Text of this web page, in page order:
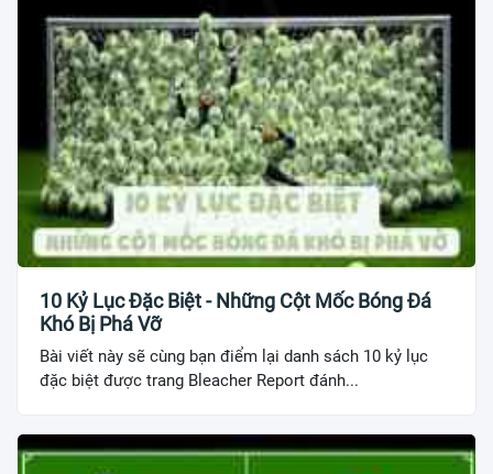
10 Kỷ Lục Đặc Biệt - Những Cột Mốc Bóng Đá
Khó Bị Phá Vỡ
Bài viết này sẽ cùng bạn điểm lại danh sách 10 kỷ lục
đặc biệt được trang Bleacher Report đánh...